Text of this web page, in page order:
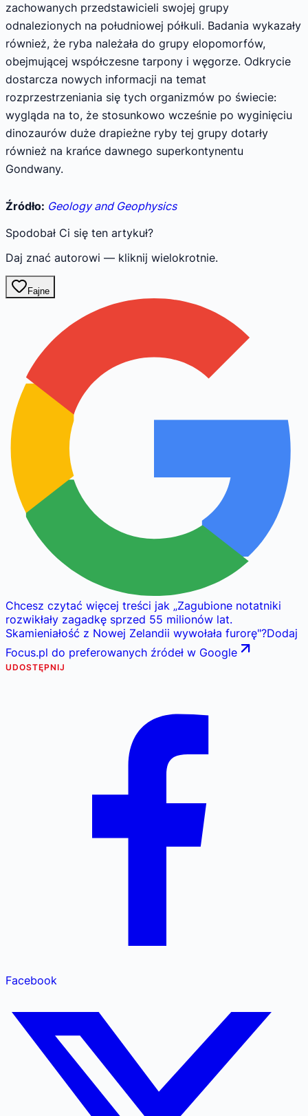
zachowanych przedstawicieli swojej grupy
odnalezionych na południowej półkuli. Badania wykazały
również, że ryba należała do grupy elopomorfów,
obejmującej współczesne tarpony i węgorze. Odkrycie
dostarcza nowych informacji na temat
rozprzestrzeniania się tych organizmów po świecie:
wygląda na to, że stosunkowo wcześnie po wyginięciu
dinozaurów duże drapieżne ryby tej grupy dotarły
również na krańce dawnego superkontynentu
Gondwany.
Źródło: Geology and Geophysics
Spodobał Ci się ten artykuł?
Daj znać autorowi — kliknij wielokrotnie.
Fajne
Chcesz czytać więcej treści jak „Zagubione notatniki
rozwikłały zagadkę sprzed 55 milionów lat.
Skamieniałość z Nowej Zelandii wywołała furorę"?Dodaj
Focus.pl do preferowanych źródeł w Google
UDOSTĘPNIJ
Facebook